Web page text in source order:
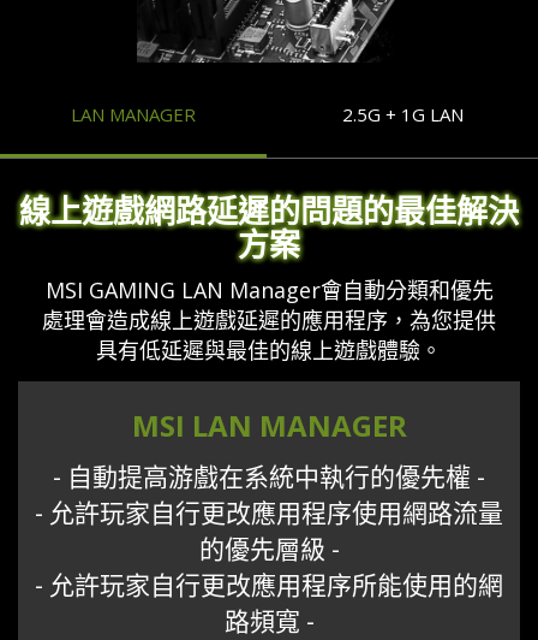
LAN MANAGER 2.5G + 1G LAN
線上遊戲網路延遲的問題的最佳解決
方案
MSI GAMING LAN Manager會自動分類和優先
處理會造成線上遊戲延遲的應用程序，為您提供
具有低延遲與最佳的線上遊戲體驗。
MSI LAN MANAGER
- 自動提高游戲在系統中執行的優先權 -
- 允許玩家自行更改應用程序使用網路流量
的優先層級 -
- 允許玩家自行更改應用程序所能使用的網
路頻寬 -